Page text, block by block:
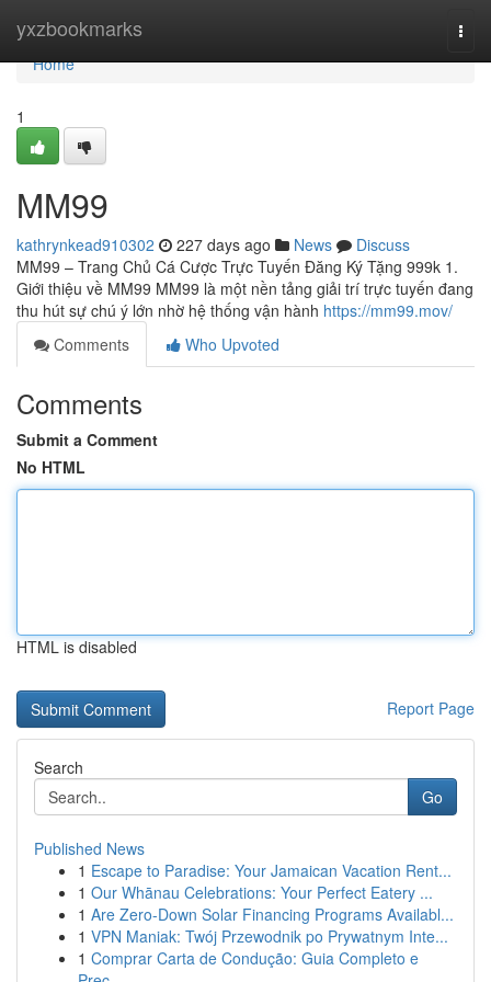
yxzbookmarks
Home
Home
1
MM99
kathrynkead910302 227 days ago News
Discuss
MM99 – Trang Chủ Cá Cược Trực Tuyến Đăng Ký Tặng 999k 1.
Giới thiệu về MM99 MM99 là một nền tảng giải trí trực tuyến đang
thu hút sự chú ý lớn nhờ hệ thống vận hành https://mm99.mov/
Comments
Who Upvoted
Comments
Submit a Comment
No HTML
HTML is disabled
Report Page
Search
Go
Published News
1 Escape to Paradise: Your Jamaican Vacation Rent...
1 Our Whānau Celebrations: Your Perfect Eatery ...
1 Are Zero-Down Solar Financing Programs Availabl...
1 VPN Maniak: Twój Przewodnik po Prywatnym Inte...
1 Comprar Carta de Condução: Guia Completo e